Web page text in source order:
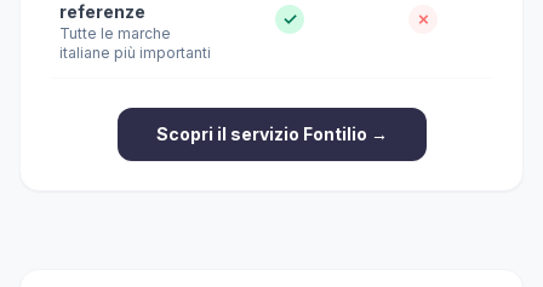
referenze
Tutte le marche
italiane più importanti
✓ ✗
Scopri il servizio Fontilio →